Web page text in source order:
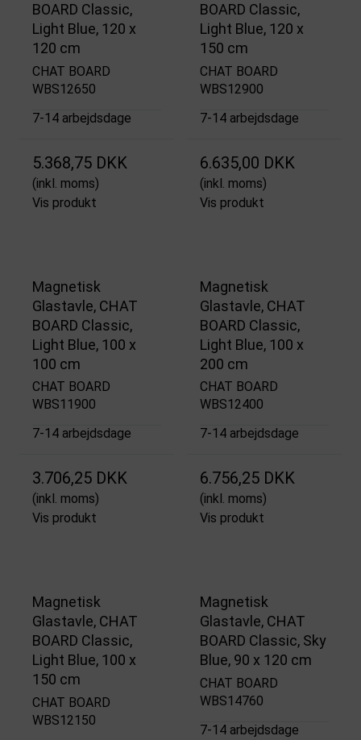
BOARD Classic,
Light Blue, 120 x
120 cm
CHAT BOARD
WBS12650
7-14 arbejdsdage
5.368,75 DKK
(inkl. moms)
Vis produkt
BOARD Classic,
Light Blue, 120 x
150 cm
CHAT BOARD
WBS12900
7-14 arbejdsdage
6.635,00 DKK
(inkl. moms)
Vis produkt
Magnetisk
Glastavle, CHAT
BOARD Classic,
Light Blue, 100 x
100 cm
CHAT BOARD
WBS11900
7-14 arbejdsdage
3.706,25 DKK
(inkl. moms)
Vis produkt
Magnetisk
Glastavle, CHAT
BOARD Classic,
Light Blue, 100 x
200 cm
CHAT BOARD
WBS12400
7-14 arbejdsdage
6.756,25 DKK
(inkl. moms)
Vis produkt
Magnetisk
Glastavle, CHAT
BOARD Classic,
Light Blue, 100 x
150 cm
CHAT BOARD
WBS12150
Magnetisk
Glastavle, CHAT
BOARD Classic, Sky
Blue, 90 x 120 cm
CHAT BOARD
WBS14760
7-14 arbejdsdage